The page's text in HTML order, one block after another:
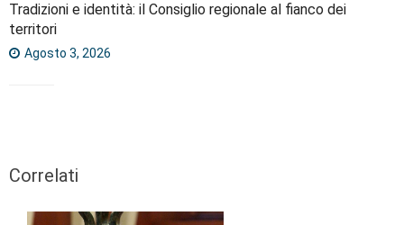
Tradizioni e identità: il Consiglio regionale al fianco dei
territori
Agosto 3, 2026
Correlati